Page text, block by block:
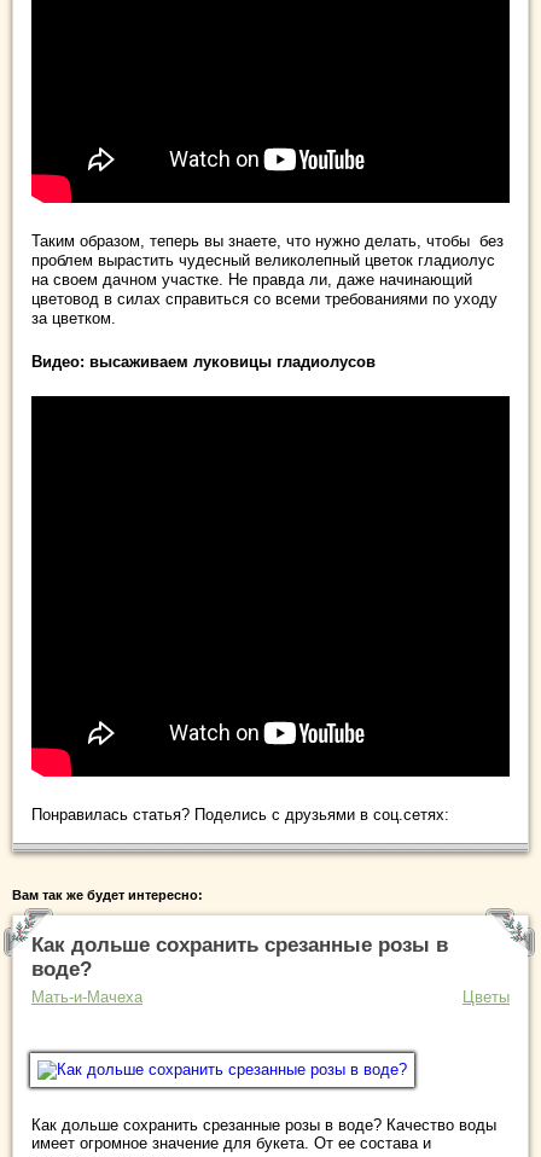
Таким образом, теперь вы знаете, что нужно делать, чтобы без
проблем вырастить чудесный великолепный цветок гладиолус
на своем дачном участке. Не правда ли, даже начинающий
цветовод в силах справиться со всеми требованиями по уходу
за цветком.
Видео: высаживаем луковицы гладиолусов
Понравилась статья? Поделись с друзьями в соц.сетях:
Вам так же будет интересно:
Как дольше сохранить срезанные розы в
воде?
Мать-и-Мачеха Цветы
Как дольше сохранить срезанные розы в воде? Качество воды
имеет огромное значение для букета. От ее состава и